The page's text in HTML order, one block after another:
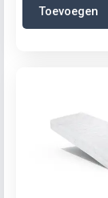
Toevoegen